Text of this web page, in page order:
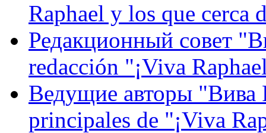
Raphael y los que cerca
Редакционный совет
redacción "¡Viva
Ведущие авторы "Вива
principales de "¡Viva